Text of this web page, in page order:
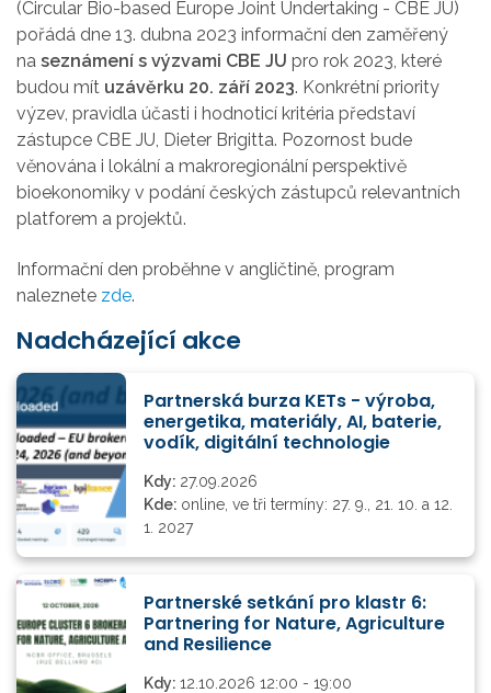
(Circular Bio-based Europe Joint Undertaking - CBE JU)
pořádá dne 13. dubna 2023 informační den zaměřený
na seznámení s výzvami CBE JU pro rok 2023, které
budou mít uzávěrku 20. září 2023. Konkrétní priority
výzev, pravidla účasti i hodnoticí kritéria představí
zástupce CBE JU, Dieter Brigitta. Pozornost bude
věnována i lokální a makroregionální perspektivě
bioekonomiky v podání českých zástupců relevantních
platforem a projektů.
Informační den proběhne v angličtině, program
naleznete zde.
Nadcházející akce
Partnerská burza KETs - výroba,
energetika, materiály, AI, baterie,
vodík, digitální technologie
Kdy: 27.09.2026
Kde: online, ve tři termíny: 27. 9., 21. 10. a 12.
1. 2027
Partnerské setkání pro klastr 6:
Partnering for Nature, Agriculture
and Resilience
Kdy: 12.10.2026 12:00 - 19:00